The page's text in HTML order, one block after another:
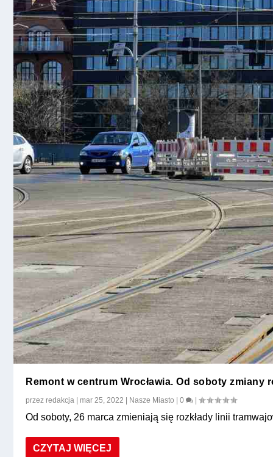
Remont w centrum Wrocławia. Od soboty zmiany
przezredakcja |mar 25, 2022 Nasze Miasto |0 |
Od soboty, 26 marca zmieniają się rozkłady linii
CZYTAJ WIĘCEJ